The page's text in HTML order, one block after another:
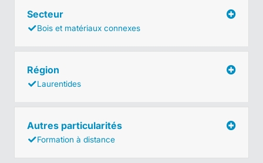
Secteur
Bois et matériaux connexes
Région
Laurentides
Autres particularités
Formation à distance